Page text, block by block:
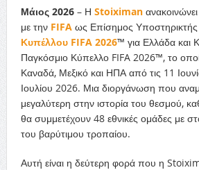
Μάιος 2026– Η Stoiximan
με την FIFAως Επίσημος Υποστηρικτής
Κυπέλλου FIFA 2026™ για Ελλάδα και
Παγκόσμιο Κύπελλο FIFA 2026™, το
Καναδά, Μεξικό και ΗΠΑ από τις 11
Ιουλίου 2026. Μια διοργάνωση που
μεγαλύτερη στην ιστορία του θεσμού,
θα συμμετέχουν 48 εθνικές ομάδες με
του βαρύτιμου τροπαίου.
Αυτή είναι η δεύτερη φορά που η